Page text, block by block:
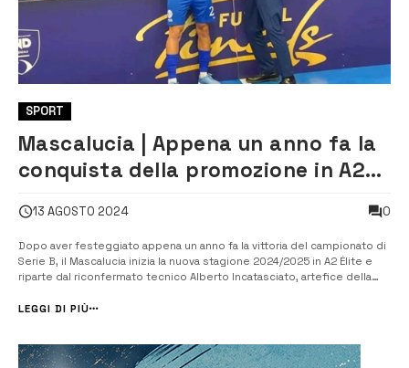
SPORT
Mascalucia | Appena un anno fa la
conquista della promozione in A2
13 AGOSTO 2024 0
Dopo aver festeggiato appena un anno fa la vittoria del campionato di
Serie B, il Mascalucia inizia la nuova stagione 2024/2025 in A2 Élite e
riparte dal riconfermato tecnico Alberto Incatasciato, artefice della
massima serie. Il Mascalucia C5 riparte da […]...
LEGGI DI PIÙ